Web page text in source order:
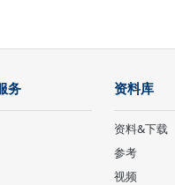
务 资料库
资料&下载
参考
视频